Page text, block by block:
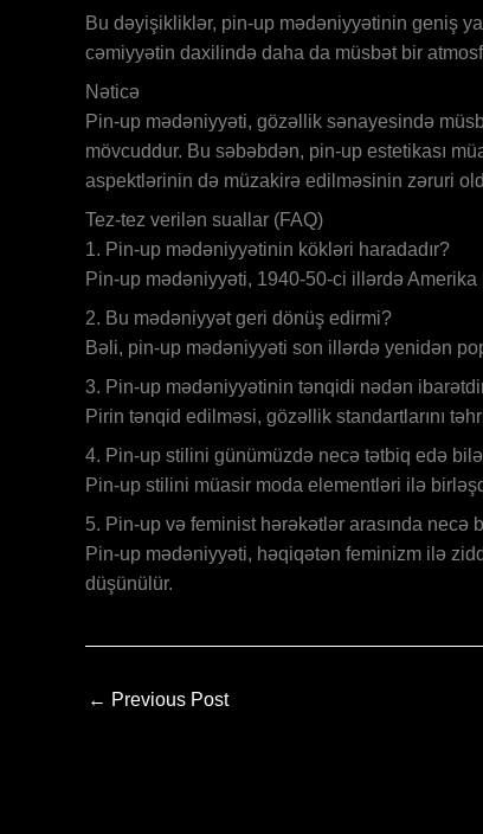
Bu dəyişikliklər, pin-up mədəniyyətinin geniş
cəmiyyətin daxilində daha da müsbət bir
Nəticə
Pin-up mədəniyyəti, gözəllik sənayesində
mövcuddur. Bu səbəbdən, pin-up estetikası
aspektlərinin də müzakirə edilməsinin zəruri
Tez-tez verilən suallar (FAQ)
1. Pin-up mədəniyyətinin kökləri haradadır?
Pin-up mədəniyyəti, 1940-50-ci illərdə
2. Bu mədəniyyət geri dönüş edirmi?
Bəli, pin-up mədəniyyəti son illərdə yenidən
3. Pin-up mədəniyyətinin tənqidi nədən
Pirin tənqid edilməsi, gözəllik standartlarını
4. Pin-up stilini günümüzdə necə tətbiq edə
Pin-up stilini müasir moda elementləri ilə
5. Pin-up və feminist hərəkətlər arasında necə
Pin-up mədəniyyəti, həqiqətən feminizm ilə
düşünülür.
← Previous Post